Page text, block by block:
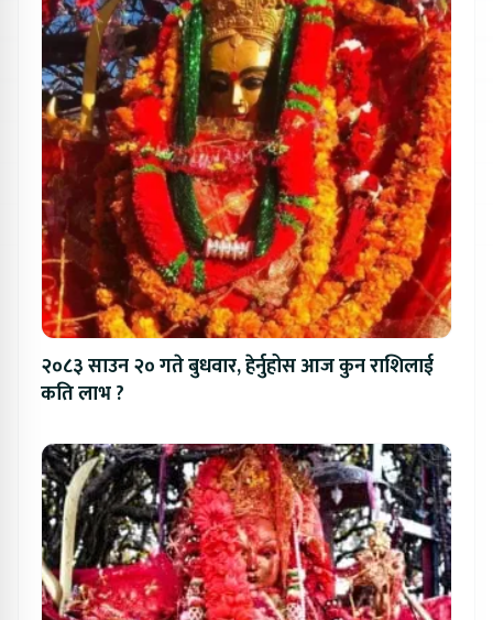
२०८३ साउन २० गते बुधवार, हेर्नुहोस आज कुन राशिलाई
कति लाभ ?